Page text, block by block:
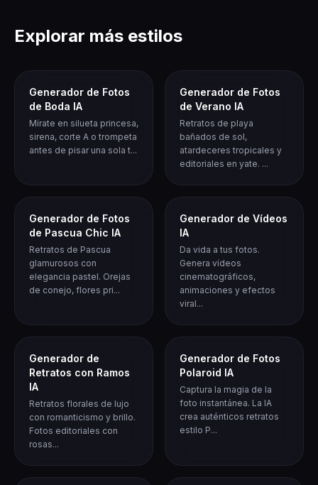
Explorar más estilos
Generador de Fotos
de Boda IA
Mírate en silueta princesa,
sirena, corte A o trompeta
antes de pisar una sola t...
Generador de Fotos
de Verano IA
Retratos de playa
bañados de sol,
atardeceres tropicales y
editoriales en yate. ...
Generador de Fotos
de Pascua Chic IA
Retratos de Pascua
glamurosos con
elegancia pastel. Orejas
de conejo, flores pri...
Generador de Vídeos
IA
Da vida a tus fotos.
Genera vídeos
cinematográficos,
animaciones y efectos
viral...
Generador de
Retratos con Ramos
IA
Retratos florales de lujo
con romanticismo y brillo.
Fotos editoriales con
rosas...
Generador de Fotos
Polaroid IA
Captura la magia de la
foto instantánea. La IA
crea auténticos retratos
estilo P...